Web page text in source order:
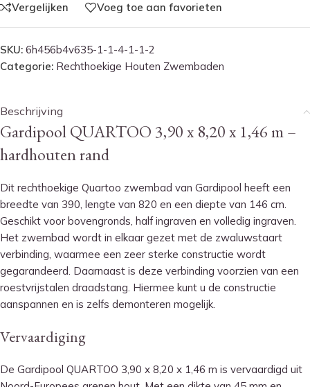
Vergelijken Voeg toe aan favorieten
SKU: 6h456b4v635-1-1-4-1-1-2
Categorie: Rechthoekige Houten Zwembaden
Beschrijving
Gardipool QUARTOO 3,90 x 8,20 x 1,46 m –
hardhouten rand
Dit rechthoekige Quartoo zwembad van Gardipool heeft een
breedte van 390, lengte van 820 en een diepte van 146 cm.
Geschikt voor bovengronds, half ingraven en volledig ingraven.
Het zwembad wordt in elkaar gezet met de zwaluwstaart
verbinding, waarmee een zeer sterke constructie wordt
gegarandeerd. Daarnaast is deze verbinding voorzien van een
roestvrijstalen draadstang. Hiermee kunt u de constructie
aanspannen en is zelfs demonteren mogelijk.
Vervaardiging
De Gardipool QUARTOO 3,90 x 8,20 x 1,46 m is vervaardigd uit